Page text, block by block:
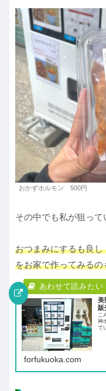
おかずホルモン 500円
その中でも私が狙っ
おつまみにするも良
をお家で作ってみるの
美
販
こ
神
て
forfukuoka.com